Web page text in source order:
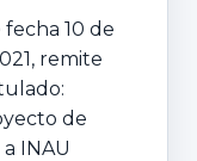
10 de
remite
de
INAU